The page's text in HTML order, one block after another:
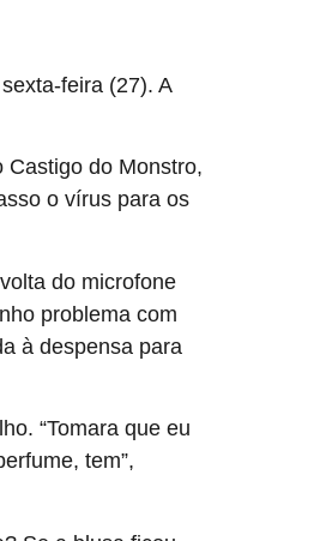
feira (27). A
Castigo do Monstro,
o vírus para os
do microfone
problema com
à despensa para
“Tomara que eu
tem”,